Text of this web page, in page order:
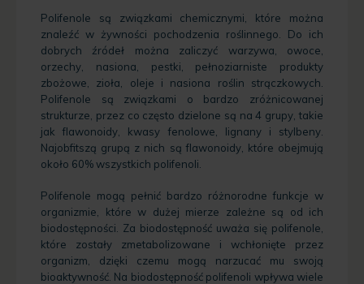
Polifenole są związkami chemicznymi, które można
znaleźć w żywności pochodzenia roślinnego. Do ich
dobrych źródeł można zaliczyć warzywa, owoce,
orzechy, nasiona, pestki, pełnoziarniste produkty
zbożowe, zioła, oleje i nasiona roślin strączkowych.
Polifenole są związkami o bardzo zróżnicowanej
strukturze, przez co często dzielone są na 4 grupy, takie
jak flawonoidy, kwasy fenolowe, lignany i stylbeny.
Najobfitszą grupą z nich są flawonoidy, które obejmują
około 60% wszystkich polifenoli.
Polifenole mogą pełnić bardzo różnorodne funkcje w
organizmie, które w dużej mierze zależne są od ich
biodostępności. Za biodostępność uważa się polifenole,
które zostały zmetabolizowane i wchłonięte przez
organizm, dzięki czemu mogą narzucać mu swoją
bioaktywność. Na biodostępność polifenoli wpływa wiele